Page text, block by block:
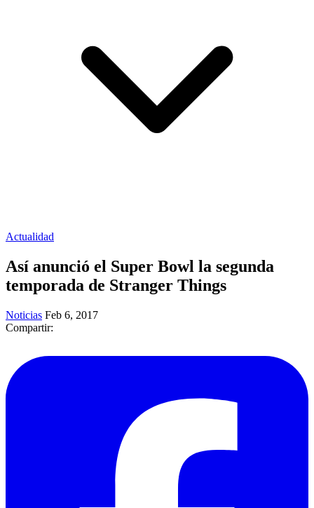
Actualidad
Así anunció el Super Bowl la segunda
temporada de Stranger Things
Noticias Feb 6, 2017
Compartir: